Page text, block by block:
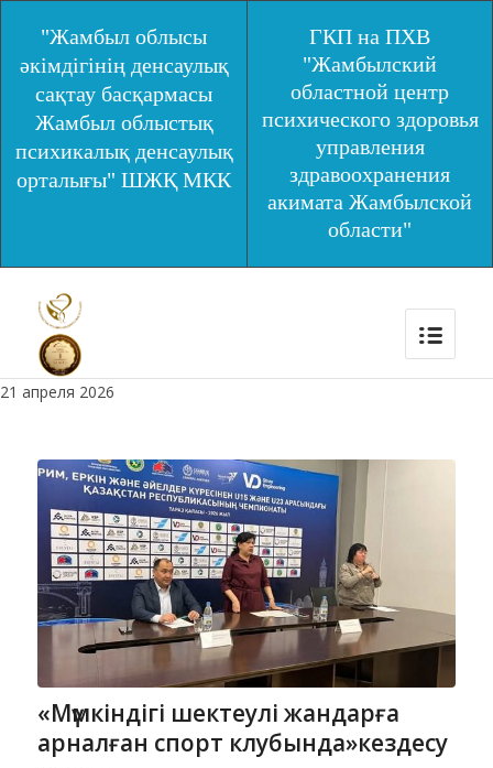
"Жамбыл облысы
әкімдігінің денсаулық
сақтау басқармасы
Жамбыл облыстық
психикалық денсаулық
орталығы" ШЖҚ МКК
ГКП на ПХВ
"Жамбылский
областной центр
психического здоровья
управления
здравоохранения
акимата Жамбылской
области"
21 апреля 2026
«Мүмкіндігі шектеулі жандарға
арналған спорт клубында»кездесу